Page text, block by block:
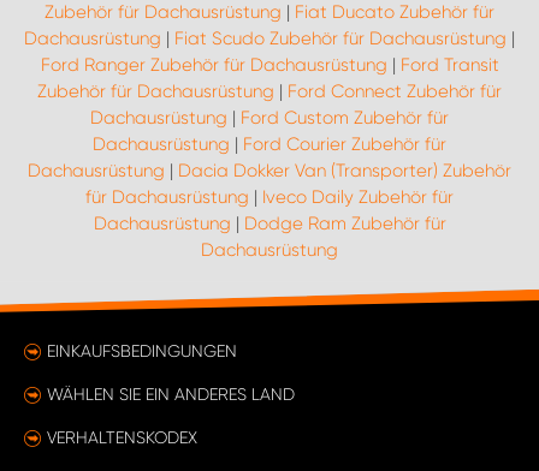
Zubehör für Dachausrüstung | Fiat Ducato Zubehör für
Dachausrüstung | Fiat Scudo Zubehör für Dachausrüstung |
Ford Ranger Zubehör für Dachausrüstung | Ford Transit
Zubehör für Dachausrüstung | Ford Connect Zubehör für
Dachausrüstung | Ford Custom Zubehör für
Dachausrüstung | Ford Courier Zubehör für
Dachausrüstung | Dacia Dokker Van (Transporter) Zubehör
für Dachausrüstung | Iveco Daily Zubehör für
Dachausrüstung | Dodge Ram Zubehör für
Dachausrüstung
EINKAUFSBEDINGUNGEN
WÄHLEN SIE EIN ANDERES LAND
VERHALTENSKODEX